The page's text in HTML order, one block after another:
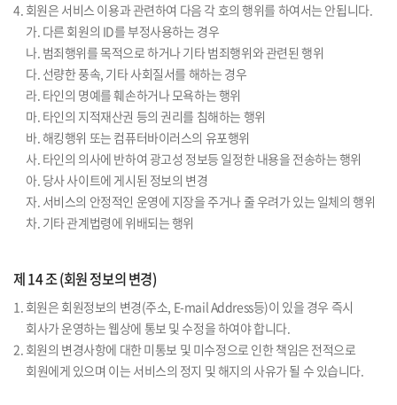
4. 회원은 서비스 이용과 관련하여 다음 각 호의 행위를 하여서는 안됩니다.
가. 다른 회원의 ID를 부정사용하는 경우
나. 범죄행위를 목적으로 하거나 기타 범죄행위와 관련된 행위
다. 선량한 풍속, 기타 사회질서를 해하는 경우
라. 타인의 명예를 훼손하거나 모욕하는 행위
마. 타인의 지적재산권 등의 권리를 침해하는 행위
바. 해킹행위 또는 컴퓨터바이러스의 유포행위
사. 타인의 의사에 반하여 광고성 정보등 일정한 내용을 전송하는 행위
아. 당사 사이트에 게시된 정보의 변경
자. 서비스의 안정적인 운영에 지장을 주거나 줄 우려가 있는 일체의 행위
차. 기타 관계법령에 위배되는 행위
제 14 조 (회원 정보의 변경)
1. 회원은 회원정보의 변경(주소, E-mail Address등)이 있을 경우 즉시
회사가 운영하는 웹상에 통보 및 수정을 하여야 합니다.
2. 회원의 변경사항에 대한 미통보 및 미수정으로 인한 책임은 전적으로
회원에게 있으며 이는 서비스의 정지 및 해지의 사유가 될 수 있습니다.